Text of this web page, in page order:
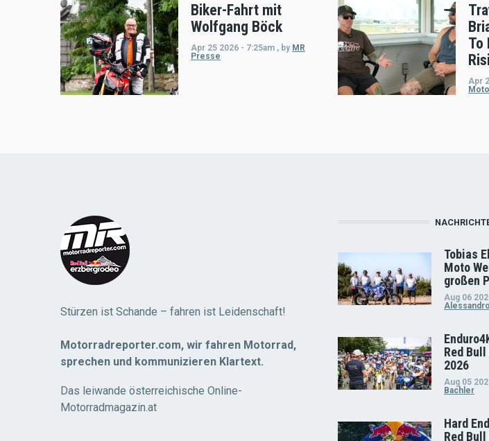
Biker-Fahrt mit
Wolfgang Böck
Apr 25 2026 - 7:25am , by MR
Presse
To
Apr
Stürzen ist Schande – fahren ist Leidenschaft!
Motorradreporter.com, wir fahren Motorrad,
sprechen und kommunizieren Klartext.
Das leiwande österreichische Online-
Motorradmagazin.at
Tobias
Moto
großen
Aug 06
Alessandro
Red
2026
Aug 05
Bachler
Hard
Red